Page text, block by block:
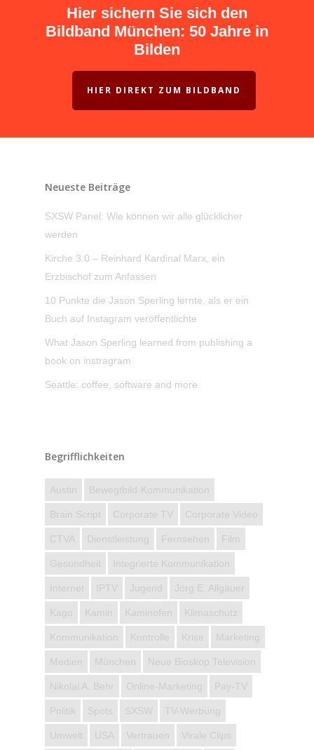
Hier sichern Sie sich den
Bildband München: 50 Jahre in
Bilden
HIER DIREKT ZUM BILDBAND
Neueste Beiträge
SXSW Panel: Wie können wir alle glücklicher
werden
Kirche 3.0 – Reinhard Kardinal Marx, ein
Erzbischof zum Anfassen
10 Punkte die Jason Sperling lernte, als er ein
Buch auf Instagram veröffentlichte
What Jason Sperling learned from publishing a
book on instragram
Seattle: coffee, software and more
Begrifflichkeiten
Austin Bewegtbild-Kommunikation
Brain Script Corporate TV Corporate Video
CTVA Dienstleistung Fernsehen Film
Gesundheit Integrierte Kommunikation
Internet IPTV Jugend Jörg E. Allgäuer
Kago Kamin Kaminofen Klimaschutz
Kommunikation Kontrolle Krise Marketing
Medien München Neue Bioskop Television
Nikolai A. Behr Online-Marketing Pay-TV
Politik Spots SXSW TV-Werbung
Umwelt USA Vertrauen Virale Clips